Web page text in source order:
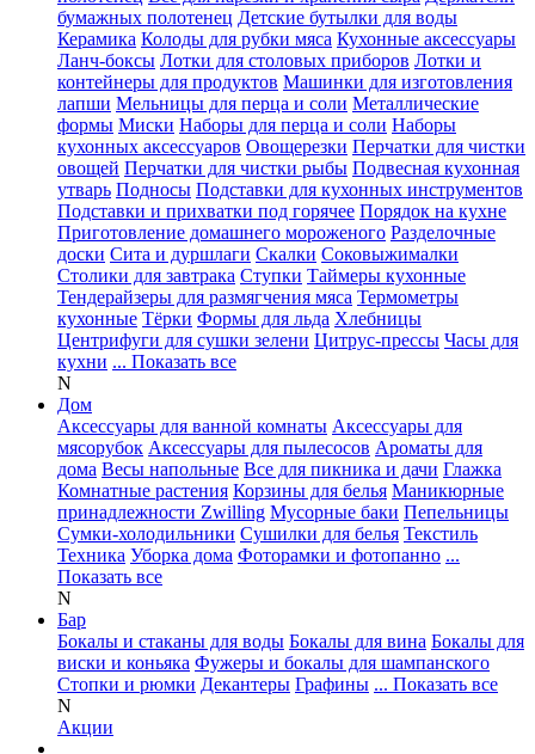
бумажных полотенец Детские бутылки для воды
Керамика Колоды для рубки мяса Кухонные аксессуары
Ланч-боксы Лотки для столовых приборов Лотки и
контейнеры для продуктов Машинки для изготовления
лапши Мельницы для перца и соли Металлические
формы Миски Наборы для перца и соли Наборы
кухонных аксессуаров Овощерезки Перчатки для чистки
овощей Перчатки для чистки рыбы Подвесная кухонная
утварь Подносы Подставки для кухонных инструментов
Подставки и прихватки под горячее Порядок на кухне
Приготовление домашнего мороженого Разделочные
доски Сита и дуршлаги Скалки Соковыжималки
Столики для завтрака Ступки Таймеры кухонные
Тендерайзеры для размягчения мяса Термометры
кухонные Тёрки Формы для льда Хлебницы
Центрифуги для сушки зелени Цитрус-прессы Часы для
кухни ... Показать все
N
Дом
Аксессуары для ванной комнаты Аксессуары для
мясорубок Аксессуары для пылесосов Ароматы для
дома Весы напольные Все для пикника и дачи Глажка
Комнатные растения Корзины для белья Маникюрные
принадлежности Zwilling Мусорные баки Пепельницы
Сумки-холодильники Сушилки для белья Текстиль
Техника Уборка дома Фоторамки и фотопанно ...
Показать все
N
Бар
Бокалы и стаканы для воды Бокалы для вина Бокалы для
виски и коньяка Фужеры и бокалы для шампанского
Стопки и рюмки Декантеры Графины ... Показать все
N
Акции